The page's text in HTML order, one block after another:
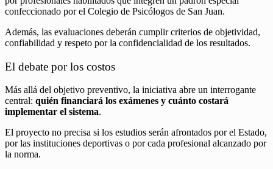
confeccionado por el Colegio de Psicólogos de San Juan.
Además, las evaluaciones deberán cumplir criterios de objetividad,
confiabilidad y respeto por la confidencialidad de los resultados.
El debate por los costos
Más allá del objetivo preventivo, la iniciativa abre un interrogante
central: quién financiará los exámenes y cuánto costará
implementar el sistema.
El proyecto no precisa si los estudios serán afrontados por el Estado,
por las instituciones deportivas o por cada profesional alcanzado por
la norma.